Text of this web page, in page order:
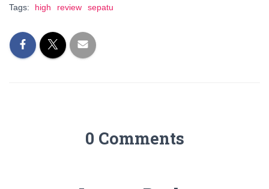
Tags: high review sepatu
0 Comments